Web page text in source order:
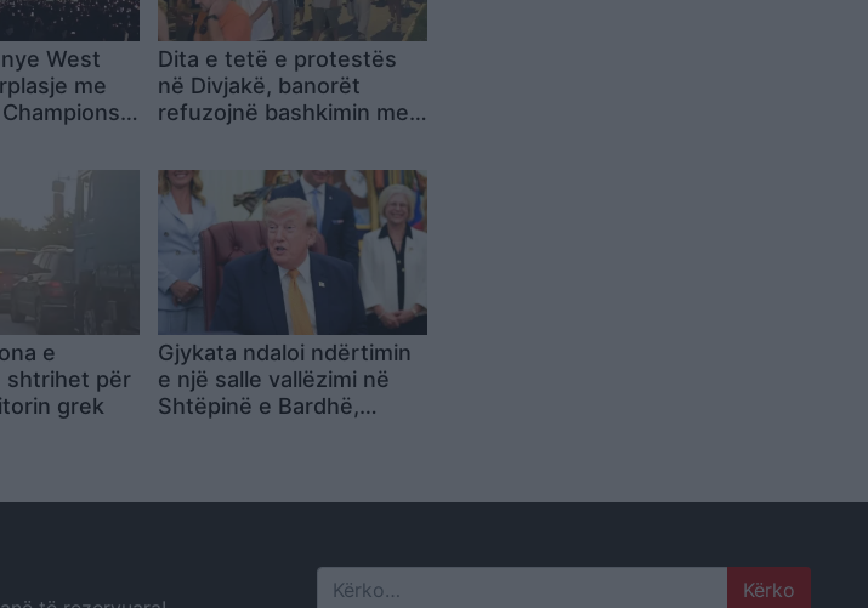
West
me
Dita e tetë e protestës
në Divjakë, banorët
refuzojnë bashkimin me
e
shtrihet për
grek
Gjykata ndaloi ndërtimin
e një salle vallëzimi në
Shtëpinë e Bardhë,